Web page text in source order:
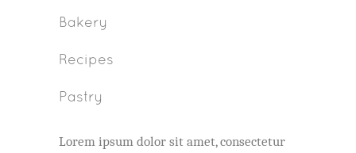
Bakery
Recipes
Pastry
Lorem ipsum dolor sit amet, consectetur